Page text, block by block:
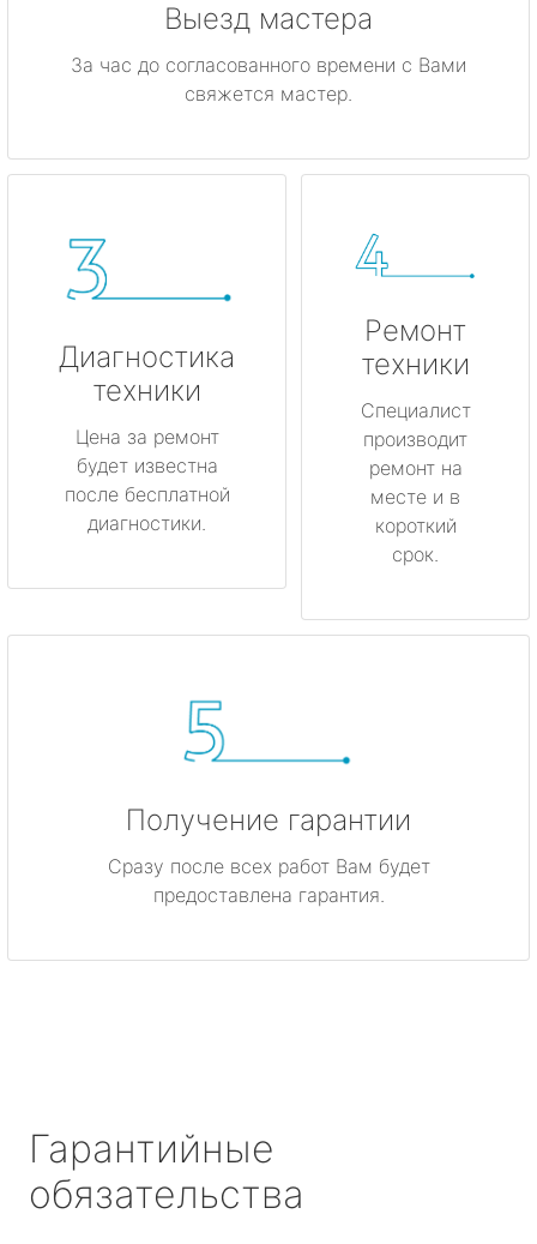
Выезд мастера
За час до согласованного времени с Вами
свяжется мастер.
Диагностика
техники
Цена за ремонт
будет известна
после бесплатной
диагностики.
Ремонт
техники
Специалист
производит
ремонт на
месте и в
короткий
срок.
Получение гарантии
Сразу после всех работ Вам будет
предоставлена гарантия.
Гарантийные
обязательства